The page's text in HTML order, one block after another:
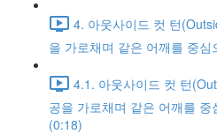
4. 아웃사이드 컷 턴
을 가로채며 같은 어깨를 중
4.1. 아웃사이드 컷 턴
공을 가로채며 같은 어깨를
(0:18)